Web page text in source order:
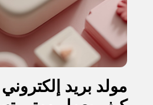
مولد بريد